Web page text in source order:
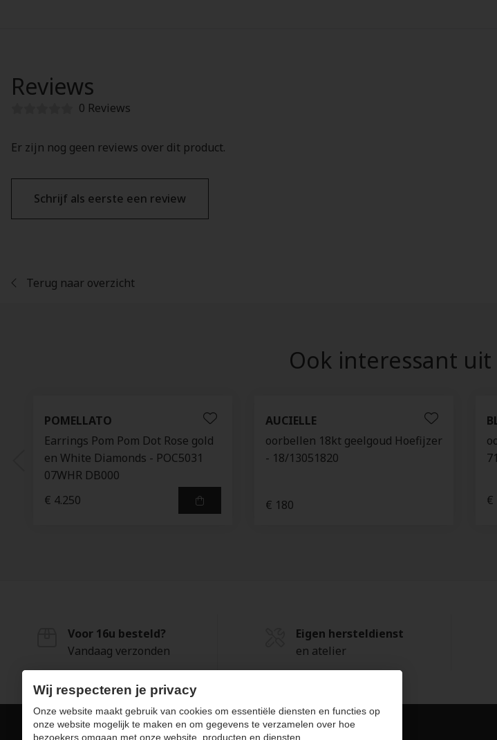
Reviews
0 Reviews
Er zijn nog geen reviews over dit product.
Schrijf als eerste een review
Terug naar overzicht
Ook interessant
POMELLATO
Earrings Pom Pom Dot Rose gold
en White Diamonds - POC5031
07WHR DB000
€ 4.250
AUCIELLE
oorbellen 18kt geelgoud Hoefijzer
- 18/13051820
€ 180 €
Voor 16u besteld?
Vandaag verzonden
Eigen hersteldienst
en atelier
Wij respecteren je privacy
Onze website maakt gebruik van cookies om essentiële diensten en functies op
onze website mogelijk te maken en om gegevens te verzamelen over hoe
bezoekers omgaan met onze website, producten en diensten.